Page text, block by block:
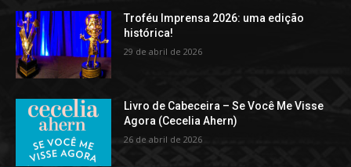
Troféu Imprensa 2026: uma edição
histórica!
29 de abril de 2026
Livro de Cabeceira – Se Você Me Visse
Agora (Cecelia Ahern)
26 de abril de 2026